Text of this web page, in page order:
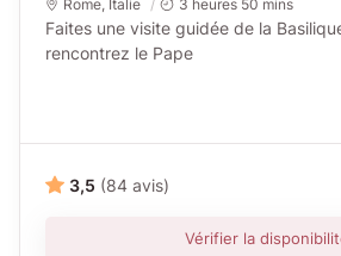
Rome, Italie 3 heures 50 mins
Faites une visite guidée de la
rencontrez le Pape
3,5 (84 avis)
Vérifier la